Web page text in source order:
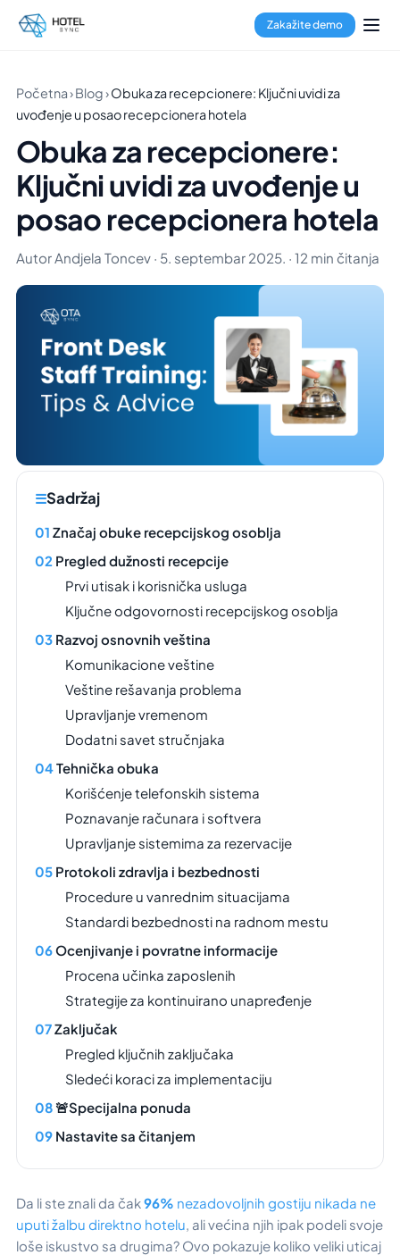
Zakažite demo
Početna›Blog›Obuka za recepcionere: Ključni uvidi za
uvođenje u posao recepcionera hotela
Obuka za recepcionere:
Ključni uvidi za uvođenje u
posao recepcionera hotela
Autor Andjela Toncev · 5. septembar 2025. · 12 min čitanja
Sadržaj
Značaj obuke recepcijskog osoblja
Pregled dužnosti recepcije
Prvi utisak i korisnička usluga
Ključne odgovornosti recepcijskog osoblja
Razvoj osnovnih veština
Komunikacione veštine
Veštine rešavanja problema
Upravljanje vremenom
Dodatni savet stručnjaka
Tehnička obuka
Korišćenje telefonskih sistema
Poznavanje računara i softvera
Upravljanje sistemima za rezervacije
Protokoli zdravlja i bezbednosti
Procedure u vanrednim situacijama
Standardi bezbednosti na radnom mestu
Ocenjivanje i povratne informacije
Procena učinka zaposlenih
Strategije za kontinuirano unapređenje
Zaključak
Pregled ključnih zaključaka
Sledeći koraci za implementaciju
🚨Specijalna ponuda
Nastavite sa čitanjem
Da li ste znali da čak96% nezadovoljnih gostiju nikada ne
uputi žalbu direktno hotelu , ali većina njih ipak podeli svoje
loše iskustvo sa drugima? Ovo pokazuje koliko veliki uticaj